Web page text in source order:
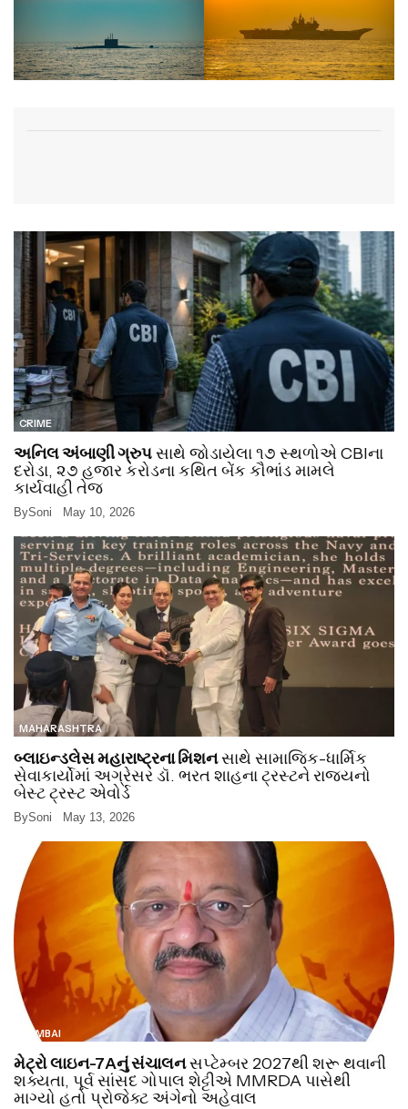
CRIME
અનિલ અંબાણી ગ્રુપસાથે જોડાયેલા ૧૭ સ્થળોએ CBIના
દરોડા, ૨૭ હજાર કરોડના કથિત બેંક કૌભાંડ મામલે
કાર્યવાહી તેજ
BySoni May 10, 2026
MAHARASHTRA
બ્લાઇન્ડલેસ મહારાષ્ટ્રના મિશનસાથે સામાજિક-ધાર્મિક
સેવાકાર્યોમાં અગ્રેસર ડૉ. ભરત શાહના ટ્રસ્ટને રાજ્યનો
બેસ્ટ ટ્રસ્ટ એવોર્ડ
BySoni May 13, 2026
MUMBAI
મેટ્રો લાઇન-7Aનું સંચાલનસપ્ટેમ્બર 2027થી શરૂ થવાની
શક્યતા, પૂર્વ સાંસદ ગોપાલ શેટ્ટીએ MMRDA પાસેથી
માગ્યો હતો પ્રોજેક્ટ અંગેનો અહેવાલ